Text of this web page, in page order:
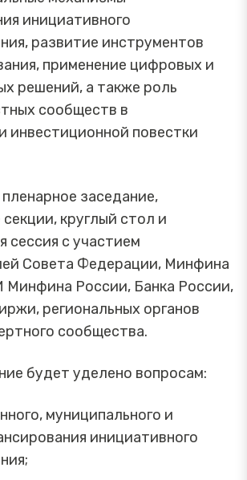
инициативного
развитие инструментов
применение цифровых и
решений, а также роль
сообществ в
инвестиционной повестки
заседание,
круглый стол и
сессия с участием
Совета Федерации, Минфина
России, Банка России,
региональных органов
сообщества.
будет уделено вопросам:
муниципального и
инициативного